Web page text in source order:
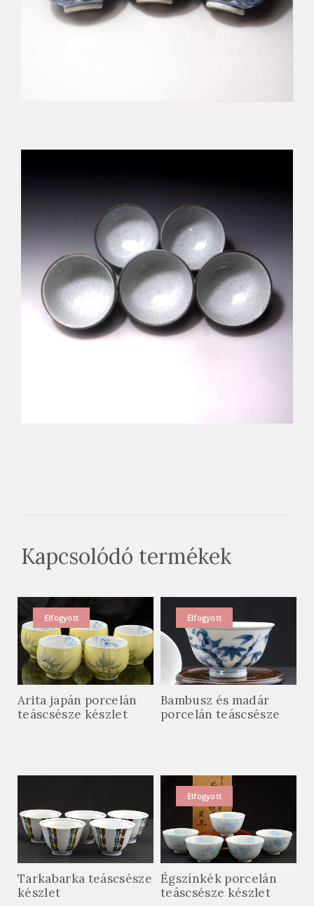
Kapcsolódó termékek
Elfogyott
Arita japán porcelán
teáscsésze készlet
Elfogyott
Bambusz és madár
porcelán teáscsésze
Tarkabarka teáscsésze
készlet
Elfogyott
Égszínkék porcelán
teáscsésze készlet